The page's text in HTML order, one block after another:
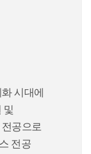
시대에
및
공으로
전공